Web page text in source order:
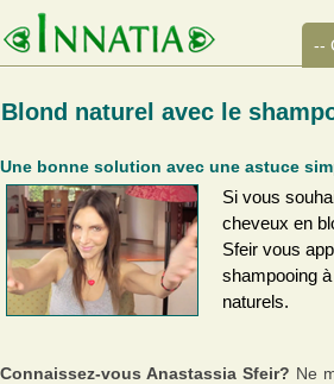
Blond naturel avec le
Une bonne solution avec une astuce
Si vous
cheveux en
Sfeir vous
shampooing
naturels.
Connaissez-vous Anastassia Sfeir? Ne